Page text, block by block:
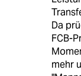
Da
FCB-
mehr